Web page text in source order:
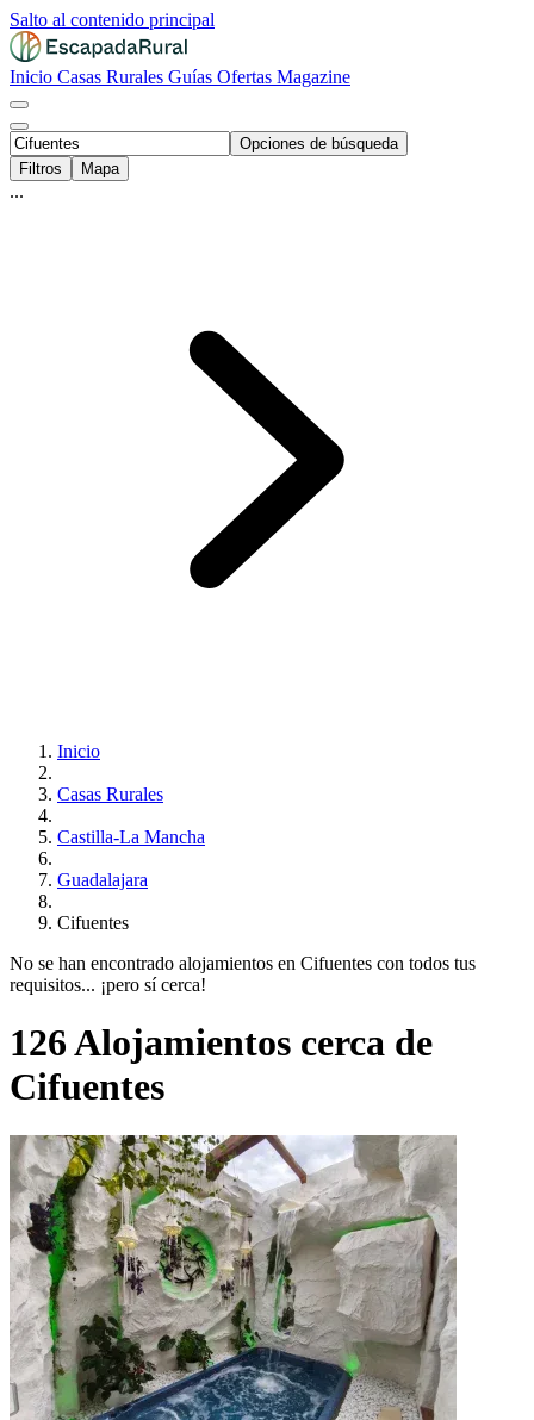
Salto al contenido principal
Inicio Casas Rurales Guías Ofertas Magazine
Opciones de búsqueda
Filtros
Mapa
...
Inicio
Casas Rurales
Castilla-La Mancha
Guadalajara
Cifuentes
No se han encontrado alojamientos en Cifuentes con todos tus
requisitos... ¡pero sí cerca!
126 Alojamientos cerca de
Cifuentes